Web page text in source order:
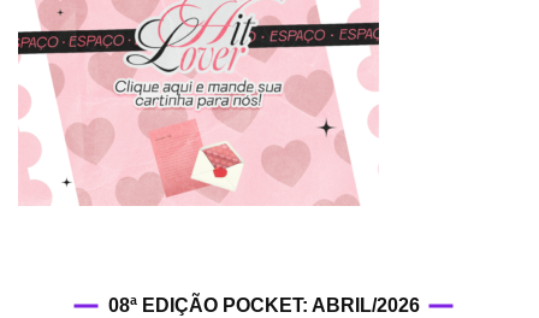
08ª EDIÇÃO POCKET: ABRIL/2026